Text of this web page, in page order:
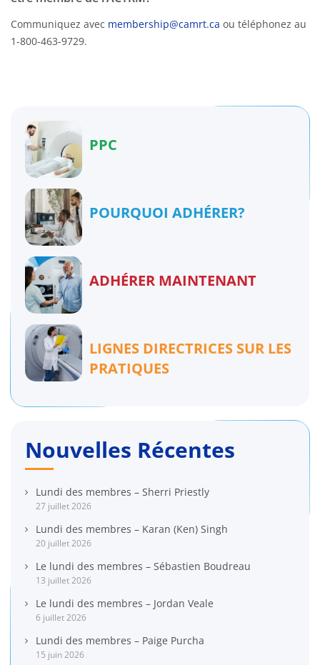
Communiquez avec membership@camrt.ca ou téléphonez au
1-800-463-9729.
PPC
POURQUOI ADHÉRER?
ADHÉRER MAINTENANT
LIGNES DIRECTRICES SUR LES
PRATIQUES
Nouvelles Récentes
Lundi des membres – Sherri Priestly
27 juillet 2026
Lundi des membres – Karan (Ken) Singh
20 juillet 2026
Le lundi des membres – Sébastien Boudreau
13 juillet 2026
Le lundi des membres – Jordan Veale
6 juillet 2026
Lundi des membres – Paige Purcha
15 juin 2026